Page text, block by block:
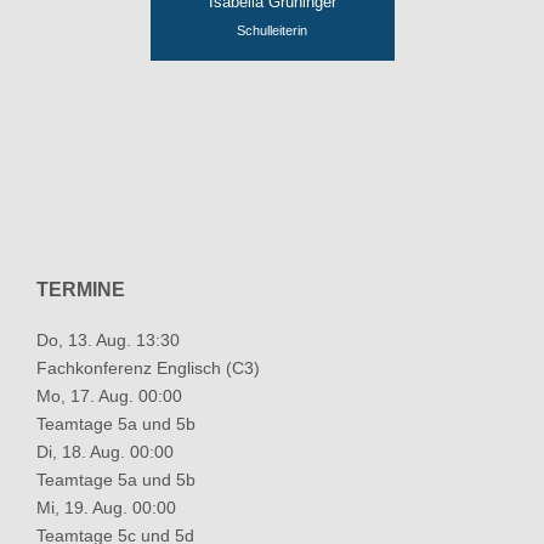
Schulleiterin
TERMINE
Do, 13. Aug. 13:30
Fachkonferenz Englisch (C3)
Mo, 17. Aug. 00:00
Teamtage 5a und 5b
Di, 18. Aug. 00:00
Teamtage 5a und 5b
Mi, 19. Aug. 00:00
Teamtage 5c und 5d